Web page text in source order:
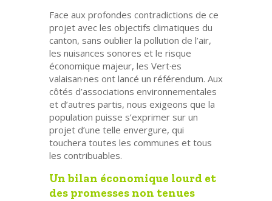
Face aux profondes contradictions de ce
projet avec les objectifs climatiques du
canton, sans oublier la pollution de l’air,
les nuisances sonores et le risque
économique majeur, les Vert·es
valaisan·nes ont lancé un référendum. Aux
côtés d’associations environnementales
et d’autres partis, nous exigeons que la
population puisse s’exprimer sur un
projet d’une telle envergure, qui
touchera toutes les communes et tous
les contribuables.
Un bilan économique lourd et
des promesses non tenues